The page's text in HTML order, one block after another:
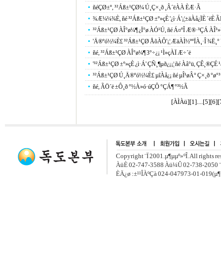
ñéÇØ±º, ³²Áß±¹ÇØ¼­ Ú¸Ç×¸ð ¸Â´ëÀÀ ÈÆ·Ã
¾Æ¼¼¾È, ñé ³²Áß±¹ÇØ ±º»çÈ­ '¿ì·Á'¡¦±äÀå¿ÏÈ­ ´ëÈ­
³²Áß±¹ÇØ ÀÎ°ø¼¶ ¿Ï°ø ÀÓ¹Ú, ñé Á¤ºÎ Æ®·³ÇÁ
'Ä®ºó½¼È£ ³²Áß±¹ÇØ ÅõÀÔ'¡¦ ÆäÀÌ½ººÏÀ¸·Î ¾Ë¸°
ñé, ³²Áß±¹ÇØ ÀÎ°ø¼¶ 3°÷¿¡ ¹Ì»çÀÏ Æ÷´ë
'³²Áß±¹ÇØ ±º»çÈ­ ¿ì·Á' ÇÑ¸¶µð¿¡¡¦ ñé Àå°ü,
³²Áß±¹ÇØ Ú¸Ä®ºó½¼È£ µîÀå¿¡ ñé µÎ¹øÂ° Ç×¸ð
ñé, ÃÖ´ë ±Ô¸ð °­½À»ó·úÇÔ °ÇÁ¶ °³½Ã
[ÀÌÀü][1]....[5][6][
Copyright ¨Ï 2001.µ¶µµº»ºÎ. All rights
ÀüÈ­ 02-747-3588 Àü¼Û 02-738-2050
ÈÄ¿ø :±¹¹ÎÀºÇà 024-047973-01-